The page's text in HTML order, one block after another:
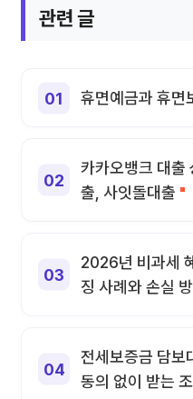
관련 글
휴면예금과 휴면
카카오뱅크 대출
출, 사잇돌대출
2026년 비과세
징 사례와 손실
전세보증금 담보
동의 없이 받는